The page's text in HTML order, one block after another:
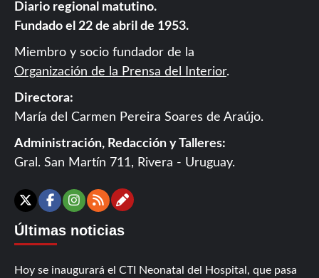
Diario regional matutino.
Fundado el 22 de abril de 1953.
Miembro y socio fundador de la
Organización de la Prensa del Interior.
Directora:
María del Carmen Pereira Soares de Araújo.
Administración, Redacción y Talleres:
Gral. San Martín 711, Rivera - Uruguay.
X Facebook
Instagram
RSSContáctanos
Últimas noticias
Hoy se inaugurará el CTI Neonatal del Hospital, que pasa